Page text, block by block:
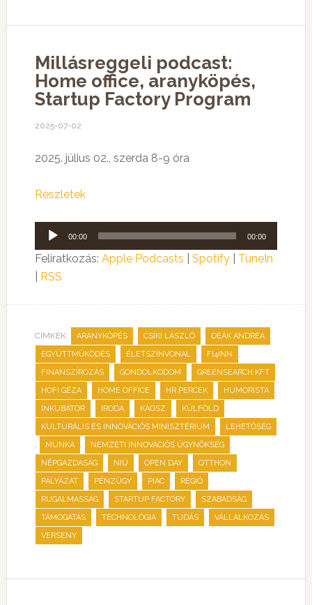
Millásreggeli podcast:
Home office, aranyköpés,
Startup Factory Program
2025-07-02
2025. július 02., szerda 8-9 óra
Részletek
Audió
lejátszó
00:00 00:00
Feliratkozás: Apple Podcasts Spotify| TuneIn
RSS
CÍMKÉK: ARANYKÖPÉS , CSÍKI LÁSZLÓ , DEÁK ANDREA ,
EGYÜTTMŰKÖDÉS , ÉLETSZÍNVONAL , FI4INN ,
FINANSZÍROZÁS , GONDOLKODOM , GREENSEARCH KFT ,
HOFI GÉZA , HOME OFFICE , HR PERCEK , HUMORISTA ,
INKUBÁTOR , IRODA , KÁOSZ , KÜLFÖLD ,
KULTURÁLIS ÉS INNOVÁCIÓS MINISZTÉRIUM , LEHETŐSÉG
, MUNKA , NEMZETI INNOVÁCIÓS ÜGYNÖKSÉG ,
NÉPGAZDASÁG , NIÜ , OPEN DAY , OTTHON ,
PÁLYÁZAT , PÉNZÜGY , PIAC , RÉGIÓ ,
RUGALMASSÁG , STARTUP FACTORY , SZABADSÁG ,
TÁMOGATÁS , TECHNOLÓGIA , TUDÁS , VÁLLALKOZÁS ,
VERSENY